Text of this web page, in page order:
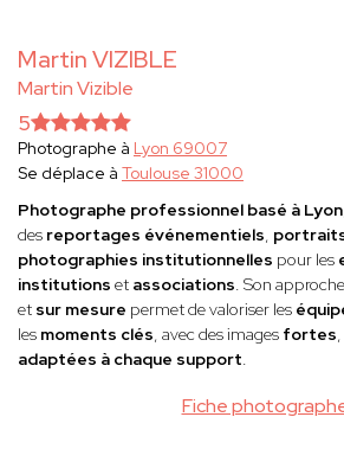
Martin VIZIBLE
Martin Vizible
Fiche
5
Photographe à Lyon 69007
Se déplace à Toulouse 31000
Photographe professionnel basé à Lyon
des reportages événementiels,
photographies institutionnelles pour les
institutions et associations. Son approche
et sur mesure permet de valoriser les
les moments clés, avec des images fortes,
adaptées à chaque support.